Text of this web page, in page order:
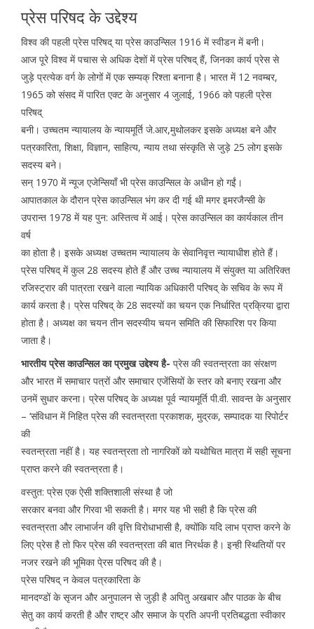
प्रेस परिषद के उद्देश्य
विश्व की पहली प्रेस परिषद् या प्रेस काउन्सिल 1916 में स्वीडन में बनी।
आज पूरे विश्व में पचास से अधिक देशों में प्रेस परिषद् हैं, जिनका कार्य प्रेस से
जुड़े प्रत्येक वर्ग के लोगों में एक सम्यक् रिश्ता बनाना है। भारत में 12 नवम्बर,
1965 को संसद में पारित एक्ट के अनुसार 4 जुलाई, 1966 को पहली प्रेस
परिषद्
बनी। उच्चतम न्यायालय के न्यायमूर्ति जे.आर,मुथोलकर इसके अध्यक्ष बने और
पत्रकारिता, शिक्षा, विज्ञान, साहित्य, न्याय तथा संस्कृति से जुड़े 25 लोग इसके
सदस्य बने।
सन् 1970 में न्यूज एजेन्सियाँ भी प्रेस काउन्सिल के अधीन हो गईं।
आपातकाल के दौरान प्रेस काउन्सिल भंग कर दी गई थी मगर इमरजैन्सी के
उपरान्त 1978 में यह पुन: अस्तित्व में आई। प्रेस काउन्सिल का कार्यकाल तीन
वर्ष
का होता है। इसके अध्यक्ष उच्चतम न्यायालय के सेवानिवृत्त न्यायाधीश होते हैं।
प्रेस परिषद् में कुल 28 सदस्य होते हैं और उच्च न्यायालय में संयुक्त या अतिरिक्त
रजिस्ट्रार की पात्रता रखने वाला न्यायिक अधिकारी परिषद् के सचिव के रूप में
कार्य करता है। प्रेस परिषद् के 28 सदस्यों का चयन एक निर्धारित प्रक्रिया द्वारा
होता है। अध्यक्ष का चयन तीन सदस्यीय चयन समिति की सिफारिश पर किया
जाता है।
भारतीय प्रेस काउन्सिल का प्रमुख उद्देश्य है- प्रेस की स्वतन्त्रता का संरक्षण
और भारत में समाचार पत्रों और समाचार एजेंसियों के स्तर को बनाए रखना और
उनमें सुधार करना। प्रेस परिषद् के अध्यक्ष पूर्व न्यायमूर्ति पी.वी. सावन्त के अनुसार
– ‘संविधान में निहित प्रेस की स्वतन्त्रता प्रकाशक, मुद्रक, सम्पादक या रिपोर्टर
की
स्वतन्त्रता नहीं है। यह स्वतन्त्रता तो नागरिकों को यथोचित मात्रा में सही सूचना
प्राप्त करने की स्वतन्त्रता है।
वस्तुत: प्रेस एक ऐसी शक्तिशाली संस्था है जो
सरकार बनवा और गिरवा भी सकती है। मगर यह भी सही है कि प्रेस की
स्वतन्त्रता और लाभार्जन की वृत्ति विरोधाभासी है, क्योंकि यदि लाभ प्राप्त करने के
लिए प्रेस है तो फिर प्रेस की स्वतन्त्रता की बात निरर्थक है। इन्ही स्थितियों पर
नजर रखने की भूमिका पे्रस परिषद की है।
प्रेस परिषद् न केवल पत्रकारिता के
मानदण्डों के सृजन और अनुपालन से जुड़ी है अपितु अखबार और पाठक के बीच
सेतु का कार्य करती है और राष्ट्र और समाज के प्रति अपनी प्रतिबद्धता स्वीकार